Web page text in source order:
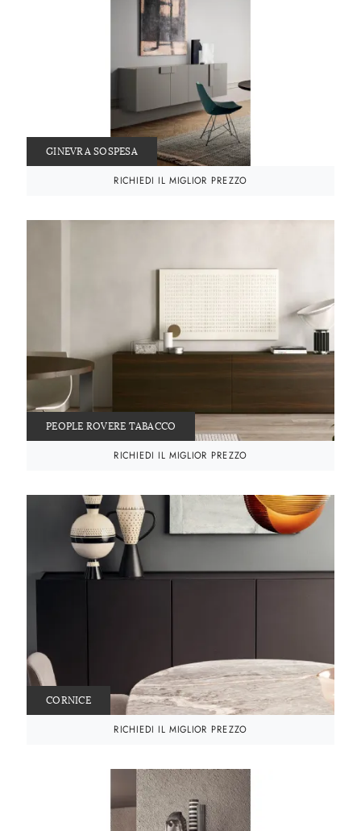
GINEVRA SOSPESA
RICHIEDI IL MIGLIOR PREZZO
PEOPLE ROVERE TABACCO
RICHIEDI IL MIGLIOR PREZZO
CORNICE
RICHIEDI IL MIGLIOR PREZZO